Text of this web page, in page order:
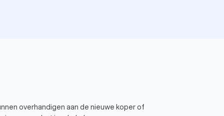
overhandigen aan de nieuwe koper of